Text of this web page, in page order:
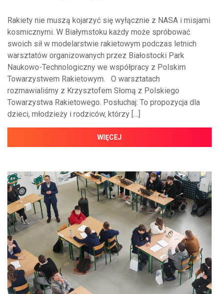
Rakiety nie muszą kojarzyć się wyłącznie z NASA i misjami
kosmicznymi. W Białymstoku każdy może spróbować
swoich sił w modelarstwie rakietowym podczas letnich
warsztatów organizowanych przez Białostocki Park
Naukowo-Technologiczny we współpracy z Polskim
Towarzystwem Rakietowym. O warsztatach
rozmawialiśmy z Krzysztofem Słomą z Polskiego
Towarzystwa Rakietowego. Posłuchaj: To propozycja dla
dzieci, młodzieży i rodziców, którzy […]
WIĘCEJ